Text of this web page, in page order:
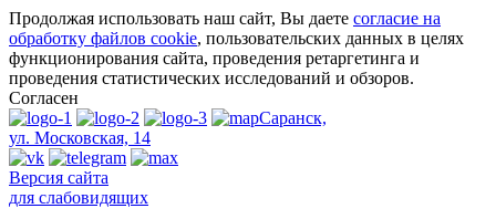
Продолжая использовать наш сайт, Вы даете согласие на
обработку файлов cookie, пользовательских данных в целях
функционирования сайта, проведения ретаргетинга и
проведения статистических исследований и обзоров.
Согласен
Саранск,
ул. Московская, 14
Версия сайта
для слабовидящих